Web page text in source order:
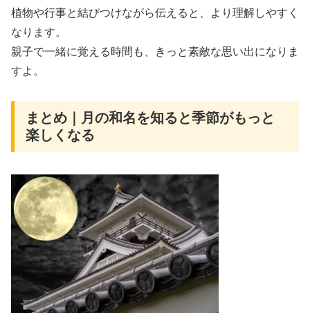
植物や行事と結びつけながら伝えると、より理解しやすく
なります。
親子で一緒に覚える時間も、きっと素敵な思い出になりま
すよ。
まとめ｜月の和名を知ると季節がもっと
楽しくなる